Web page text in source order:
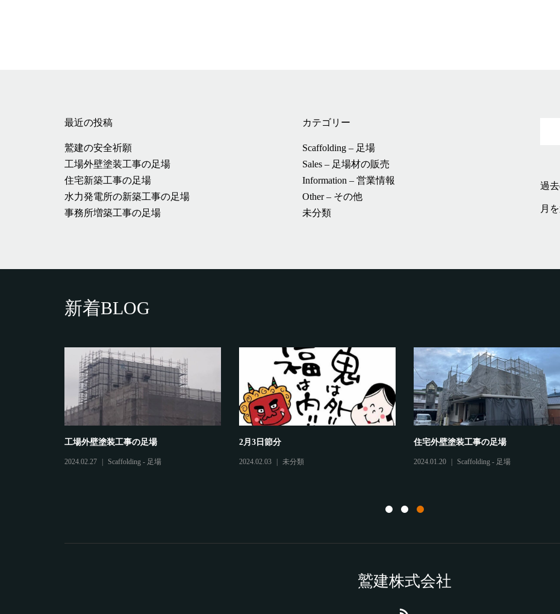
最近の投稿
鷲建の安全祈願
工場外壁塗装工事の足場
住宅新築工事の足場
水力発電所の新築工事の足場
事務所増築工事の足場
カテゴリー
Scaffolding – 足場
Sales – 足場材の販売
Information – 営業情報
Other – その他
未分類
過
過
去
新着BLOG
工場外壁塗装工事の足場
2024.02.27 Scaffolding - 足場
2月3日節分
2024.02.03 未分類
住宅外壁塗装工事の足場
2024.01.20 Scaffolding - 足場
鷲建株式会社